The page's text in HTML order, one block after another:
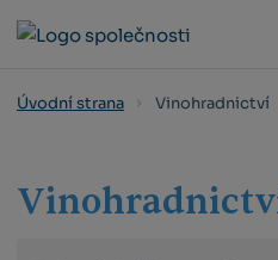
Úvodní strana Vinohradnictví